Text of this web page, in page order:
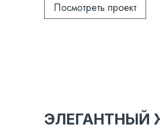
Посмотреть проект